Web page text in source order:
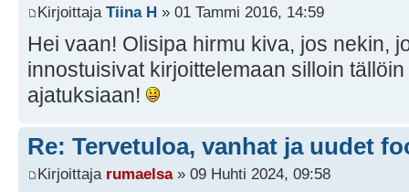
Kirjoittaja Tiina H » 01 Tammi 2016, 14:59
Hei vaan! Olisipa hirmu kiva, jos nekin,
innostuisivat kirjoittelemaan silloin
ajatuksiaan!
Re: Tervetuloa, vanhat ja uudet
Kirjoittaja rumaelsa» 09 Huhti 2024, 09:58